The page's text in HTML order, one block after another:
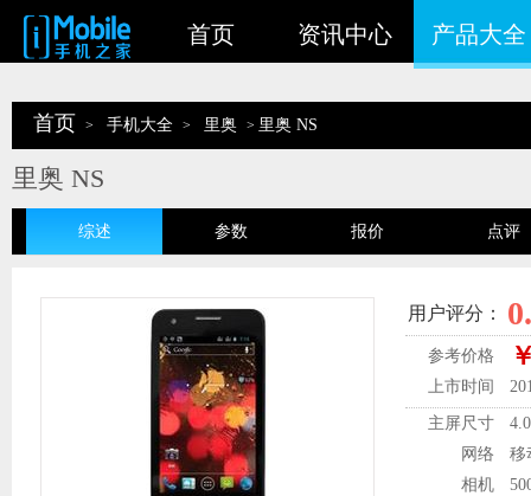
首页 资讯中心 产品大全
首页 > 手机大全 > 里奥 > 里奥 NS
里奥 NS
综述 参数 报价 点评
用户评分：
参考价格
上市时间
主屏尺寸
网络
移
相机